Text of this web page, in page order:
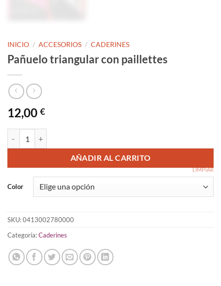
INICIO / ACCESORIOS / CADERINES
Pañuelo triangular con paillettes
12,00 €
AÑADIR AL CARRITO
Color
LIMPIAR
SKU:0413002780000
Categoría:Caderines